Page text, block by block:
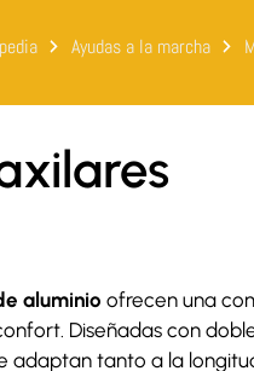
Ayudas a la marcha
aluminio ofrecen una
Diseñadas con
adaptan tanto a la